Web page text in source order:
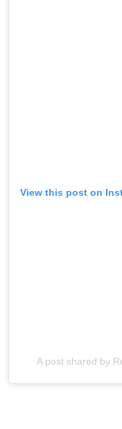
View this post on
A post shared by